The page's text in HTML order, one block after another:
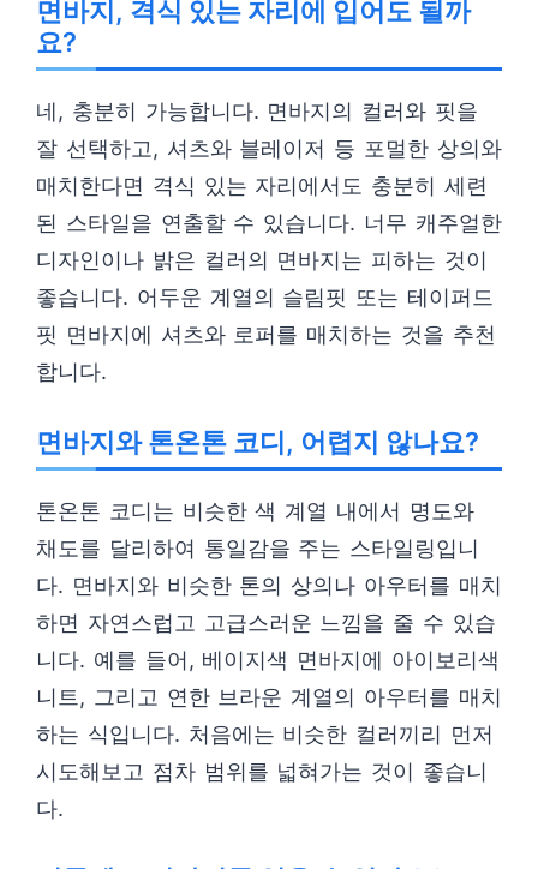
면바지, 격식 있는 자리에 입어도 될까
요?
네, 충분히 가능합니다. 면바지의 컬러와 핏을
잘 선택하고, 셔츠와 블레이저 등 포멀한 상의와
매치한다면 격식 있는 자리에서도 충분히 세련
된 스타일을 연출할 수 있습니다. 너무 캐주얼한
디자인이나 밝은 컬러의 면바지는 피하는 것이
좋습니다. 어두운 계열의 슬림핏 또는 테이퍼드
핏 면바지에 셔츠와 로퍼를 매치하는 것을 추천
합니다.
면바지와 톤온톤 코디, 어렵지 않나요?
톤온톤 코디는 비슷한 색 계열 내에서 명도와
채도를 달리하여 통일감을 주는 스타일링입니
다. 면바지와 비슷한 톤의 상의나 아우터를 매치
하면 자연스럽고 고급스러운 느낌을 줄 수 있습
니다. 예를 들어, 베이지색 면바지에 아이보리색
니트, 그리고 연한 브라운 계열의 아우터를 매치
하는 식입니다. 처음에는 비슷한 컬러끼리 먼저
시도해보고 점차 범위를 넓혀가는 것이 좋습니
다.